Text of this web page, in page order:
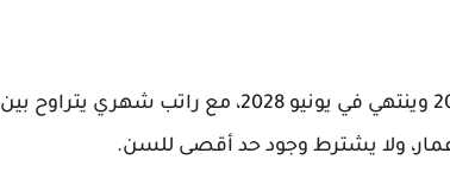
وينتهي في يونيو 2028 ، مع راتب شهري يتراوح بين
ولا يشترط وجود حد أقصى للسن.